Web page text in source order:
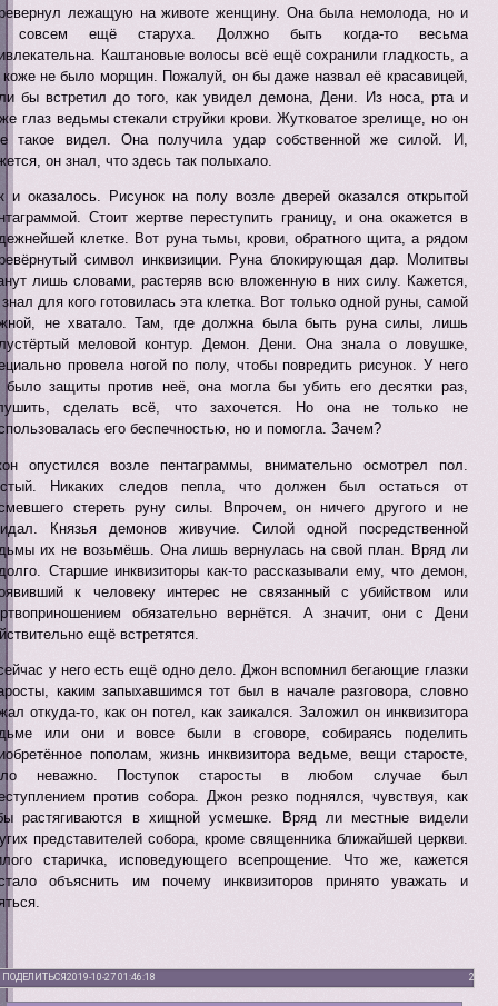
лежащую на животе женщину. Она была немолода, но и
совсем ещё старуха. Должно быть когда-то весьма
Каштановые волосы всё ещё сохранили гладкость, а
коже не было морщин. Пожалуй, он бы даже назвал её красавицей,
бы встретил до того, как увидел демона, Дени. Из носа, рта и
глаз ведьмы стекали струйки крови. Жутковатое зрелище, но он
такое видел. Она получила удар собственной же силой. И,
он знал, что здесь так полыхало.
и оказалось. Рисунок на полу возле дверей оказался открытой
Стоит жертве переступить границу, и она окажется в
клетке. Вот руна тьмы, крови, обратного щита, а рядом
символ инквизиции. Руна блокирующая дар. Молитвы
лишь словами, растеряв всю вложенную в них силу. Кажется,
для кого готовилась эта клетка. Вот только одной руны, самой
не хватало. Там, где должна была быть руна силы, лишь
меловой контур. Демон. Дени. Она знала о ловушке,
провела ногой по полу, чтобы повредить рисунок. У него
было защиты против неё, она могла бы убить его десятки раз,
сделать всё, что захочется. Но она не только не
его беспечностью, но и помогла. Зачем?
опустился возле пентаграммы, внимательно осмотрел пол.
Никаких следов пепла, что должен был остаться от
стереть руну силы. Впрочем, он ничего другого и не
Князья демонов живучие. Силой одной посредственной
их не возьмёшь. Она лишь вернулась на свой план. Вряд ли
Старшие инквизиторы как-то рассказывали ему, что демон,
к человеку интерес не связанный с убийством или
обязательно вернётся. А значит, они с Дени
ещё встретятся.
у него есть ещё одно дело. Джон вспомнил бегающие глазки
каким запыхавшимся тот был в начале разговора, словно
откуда-то, как он потел, как заикался. Заложил он инквизитора
или они и вовсе были в сговоре, собираясь поделить
пополам, жизнь инквизитора ведьме, вещи старосте,
неважно. Поступок старосты в любом случае был
против собора. Джон резко поднялся, чувствуя, как
растягиваются в хищной усмешке. Вряд ли местные видели
представителей собора, кроме священника ближайшей церкви.
старичка, исповедующего всепрощение. Что же, кажется
объяснить им почему инквизиторов принято уважать и
ПОДЕЛИТЬСЯ 2
2019-10-27 01:46:18